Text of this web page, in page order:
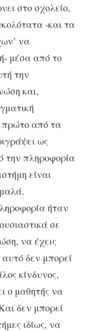
στο σχολείο,
-και τα
να
μέσα από το
την
και,
πρώτο από τα
ως
την πληροφορία
είναι
ήταν
σε
να έχεις
δεν μπορεί
κίνδυνος,
ο μαθητής να
δεν μπορεί
ιδίως, να